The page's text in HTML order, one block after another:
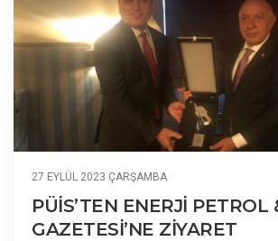
27 EYLÜL 2023 ÇARŞAMBA
PÜİS’TEN ENERJİ PETROL
GAZETESİ’NE ZİYARET